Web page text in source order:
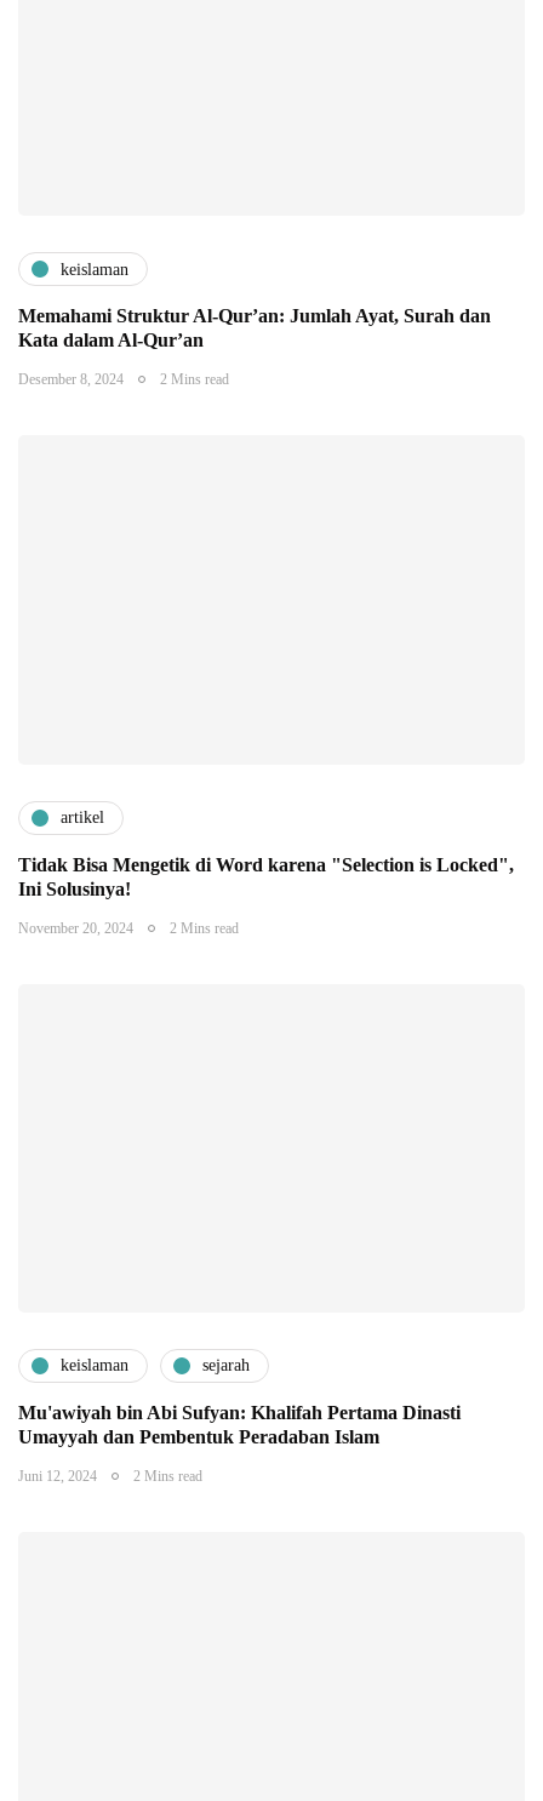
keislaman
Memahami Struktur Al-Qur’an: Jumlah Ayat, Surah dan
Kata dalam Al-Qur’an
Desember 8, 2024 2 Mins read
artikel
Tidak Bisa Mengetik di Word karena "Selection is Locked",
Ini Solusinya!
November 20, 2024 2 Mins read
keislaman sejarah
Mu'awiyah bin Abi Sufyan: Khalifah Pertama Dinasti
Umayyah dan Pembentuk Peradaban Islam
Juni 12, 2024 2 Mins read